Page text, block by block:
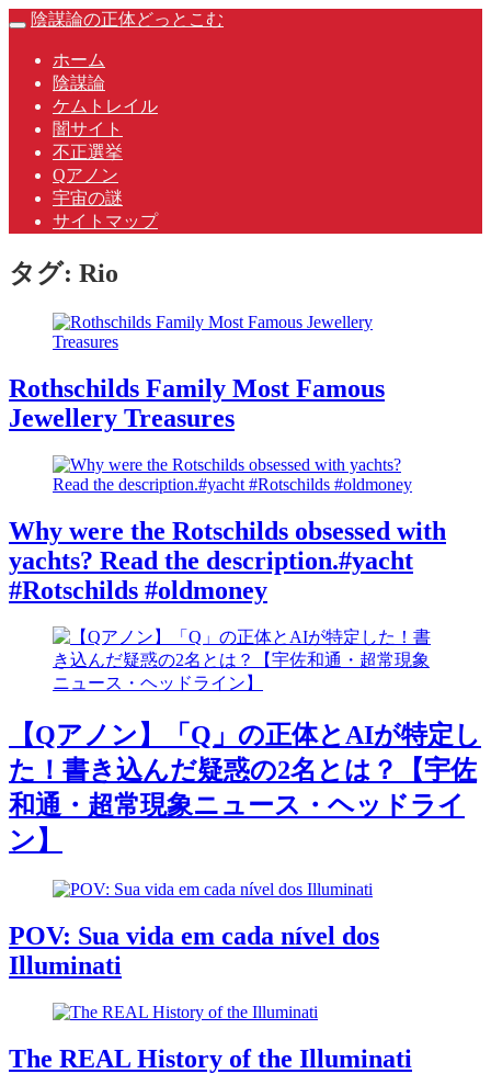
Skip
content
Toggle
陰謀論の正体どっとこむ
ホーム
陰謀論
ケムトレイル
闇サイト
不正選挙
Qアノン
宇宙の謎
サイトマップ
タグ: Rio
Rothschilds Family Most Famous
Jewellery Treasures
Why were the Rotschilds obsessed with
yachts? Read the description.#yacht
#Rotschilds #oldmoney
【Qアノン】「Q」の正体とAIが特定し
た！書き込んだ疑惑の2名とは？【宇佐
和通・超常現象ニュース・ヘッドライ
ン】
POV: Sua vida em cada nível dos
Illuminati
The REAL History of the Illuminati